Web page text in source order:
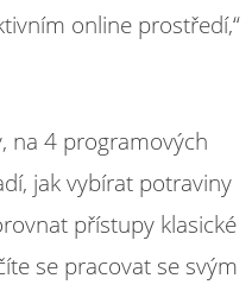
online prostředí,“
na 4 programových
jak vybírat potraviny
přístupy klasické
se pracovat se svým